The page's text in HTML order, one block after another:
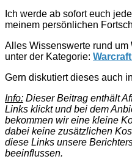
Ich werde ab sofort euch
meinem persönlichen
Alles Wissenswerte rund um
unter der Kategorie:
Gern diskutiert dieses auch
Info: Dieser Beitrag enthält
Links klickt und bei dem
bekommen wir eine kleine
dabei keine zusätzlichen
diese Links unsere
beeinflussen.